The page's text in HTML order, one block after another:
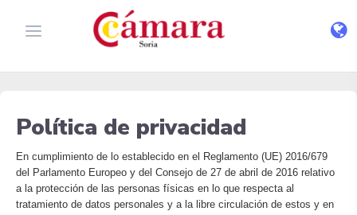
Política de privacidad
En cumplimiento de lo establecido en el Reglamento (UE) 2016/679
del Parlamento Europeo y del Consejo de 27 de abril de 2016 relativo
a la protección de las personas físicas en lo que respecta al
tratamiento de datos personales y a la libre circulación de estos y en